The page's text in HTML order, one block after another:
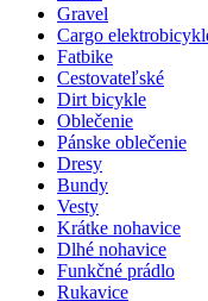
Gravel
Cargo
Fatbike
Cestovateľské
Dirt bicykle
Oblečenie
Pánske oblečenie
Dresy
Bundy
Vesty
Krátke nohavice
Dlhé nohavice
Funkčné prádlo
Rukavice